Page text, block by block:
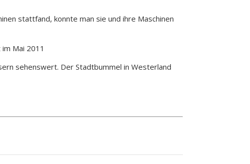
stattfand, konnte man sie und ihre Maschinen
sehenswert. Der Stadtbummel in Westerland